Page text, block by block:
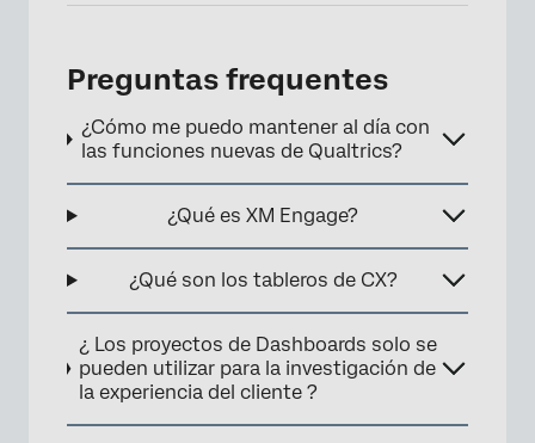
Preguntas frequentes
¿Cómo me puedo mantener al día con
las funciones nuevas de Qualtrics?
¿Qué es XM Engage?
¿Qué son los tableros de CX?
¿ Los proyectos de Dashboards solo se
pueden utilizar para la investigación de
la experiencia del cliente ?